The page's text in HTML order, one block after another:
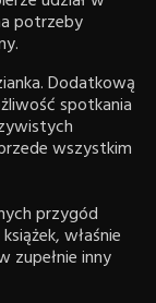
potrzeby
Dodatkową
spotkania
wszystkim
przygód
właśnie
zupełnie inny